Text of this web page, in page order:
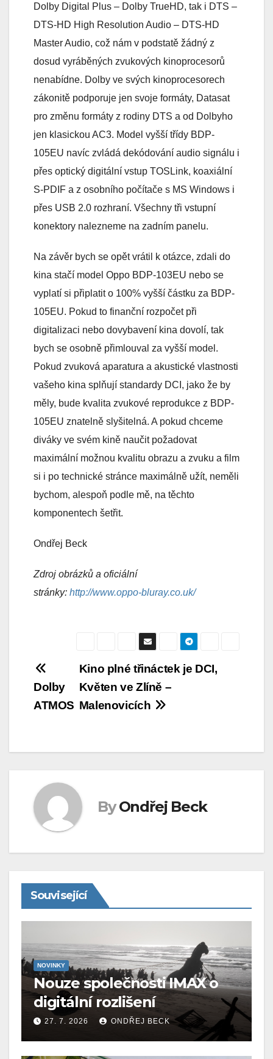
Dolby Digital Plus – Dolby TrueHD, tak i DTS –
DTS-HD High Resolution Audio – DTS-HD
Master Audio, což nám v podstatě žádný z
dosud vyráběných zvukových kinoprocesorů
nenabídne. Dolby ve svých kinoprocesorech
zákonitě podporuje jen svoje formáty, Datasat
pro změnu formáty z rodiny DTS a od Dolbyho
jen klasickou AC3. Model vyšší třídy BDP-
105EU navíc zvládá dekódování audio signálu i
přes optický digitální vstup TOSLink, koaxiální
S-PDIF a z osobního počítače s MS Windows i
přes USB 2.0 rozhraní. Všechny tři vstupní
konektory nalezneme na zadním panelu.
Na závěr bych se opět vrátil k otázce, zdali do
kina stačí model Oppo BDP-103EU nebo se
vyplatí si připlatit o 100% vyšší částku za BDP-
105EU. Pokud to finanční rozpočet při
digitalizaci nebo dovybavení kina dovolí, tak
bych se osobně přimlouval za vyšší model.
Pokud zvuková aparatura a akustické vlastnosti
vašeho kina splňují standardy DCI, jako že by
měly, bude kvalita zvukové reprodukce z BDP-
105EU znatelně slyšitelná. A pokud chceme
diváky ve svém kině naučit požadovat
maximální možnou kvalitu obrazu a zvuku a film
si i po technické stránce maximálně užít, neměli
bychom, alespoň podle mě, na těchto
komponentech šetřit.
Ondřej Beck
Zdroj obrázků a oficiální
stránky: http://www.oppo-bluray.co.uk/
Navigace
pro
Kino plné třináctek je DCI,
Květen ve Zlíně –
Malenovicích
Dolby
ATMOS
By Ondřej Beck
Související
NOVINKY
Nouze společnosti IMAX o
digitální rozlišení
27. 7. 2026 ONDŘEJ BECK